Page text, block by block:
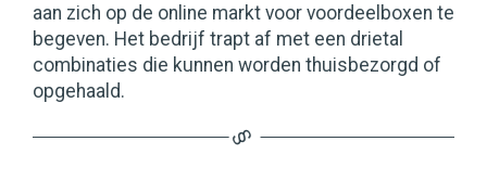
aan zich op de online markt voor voordeelboxen te
begeven. Het bedrijf trapt af met een drietal
combinaties die kunnen worden thuisbezorgd of
opgehaald.